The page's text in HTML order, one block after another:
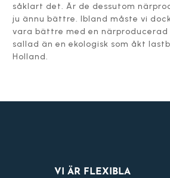
såklart det. Är de dessutom
ju ännu bättre. Ibland måste vi
vara bättre med en
sallad än en ekologisk som åkt
Holland.
VI ÄR FLEXIBLA